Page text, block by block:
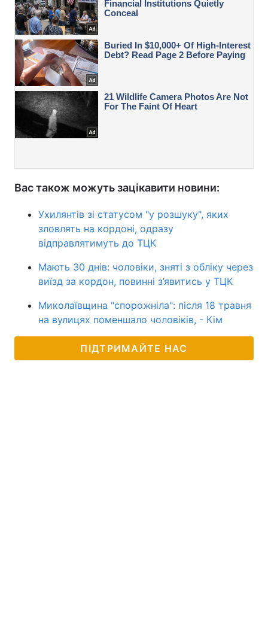
Вас також можуть зацікавити новини:
Ухилянтів зі статусом "у розшуку", яких
зловлять на кордоні, одразу
відправлятимуть до ТЦК
Мають 30 днів: чоловіки, зняті з обліку через
виїзд за кордон, повинні з’явитись у ТЦК
Миколаївщина "спорожніла": після 18 травня
на вулицях поменшало чоловіків, - Кім
ПІДТРИМАЙТЕ НАС